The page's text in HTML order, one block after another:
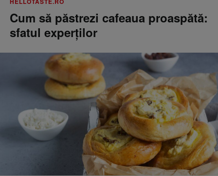
Cum să păstrezi cafeaua proaspătă:
sfatul experților